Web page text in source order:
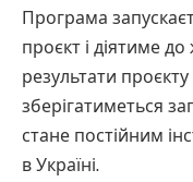
Програма
проєкт і діятиме
результати
зберігатиметься
стане постійним
в Україні.